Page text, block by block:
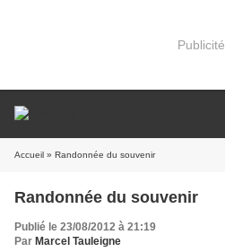
Publicité
Accueil » Randonnée du souvenir
Randonnée du souvenir
Publié le 23/08/2012 à 21:19
Par Marcel Tauleigne